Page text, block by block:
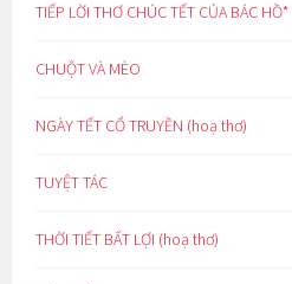
TIẾP LỜI THƠ CHÚC TẾT CỦA BÁC HỒ*
CHUỘT VÀ MÈO
NGÀY TẾT CỔ TRUYỀN (hoạ thơ)
TUYỆT TÁC
THỜI TIẾT BẤT LỢI (hoạ thơ)